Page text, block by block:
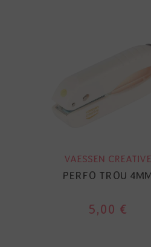
VAESSEN CREATIVE
PERFO TROU
5,00 €